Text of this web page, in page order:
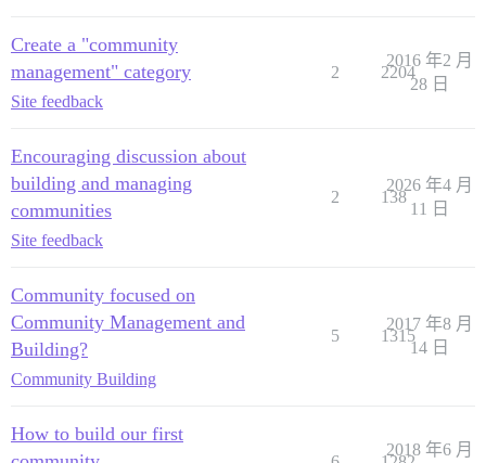
Create a "community
management" category
Site feedback
2 2204
2016 年2 月
28 日
Encouraging discussion about
building and managing
communities
Site feedback
2 138
2026 年4 月
11 日
Community focused on
Community Management and
Building?
Community Building
5 1315
2017 年8 月
14 日
How to build our first
2018 年6 月